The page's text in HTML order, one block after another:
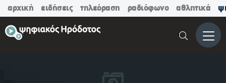
αρχική ειδήσεις τηλεόραση ραδιόφωνο αθλητικά
Μενού